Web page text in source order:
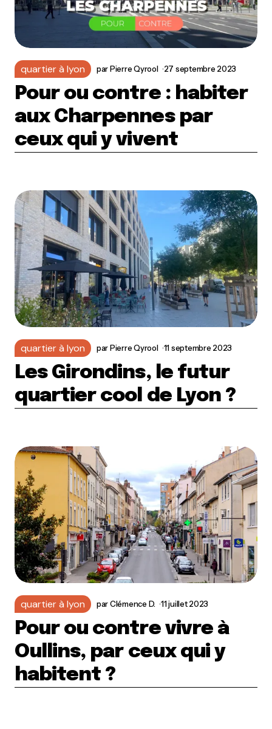
quartier à lyon parPierre Qyrool 27 septembre 2023
Pour ou contre : habiter
aux Charpennes par
ceux qui y vivent
quartier à lyon parPierre Qyrool 11 septembre 2023
Les Girondins, le futur
quartier cool de Lyon ?
quartier à lyon parClémence D. 11 juillet 2023
Pour ou contre vivre à
Oullins, par ceux qui y
habitent ?